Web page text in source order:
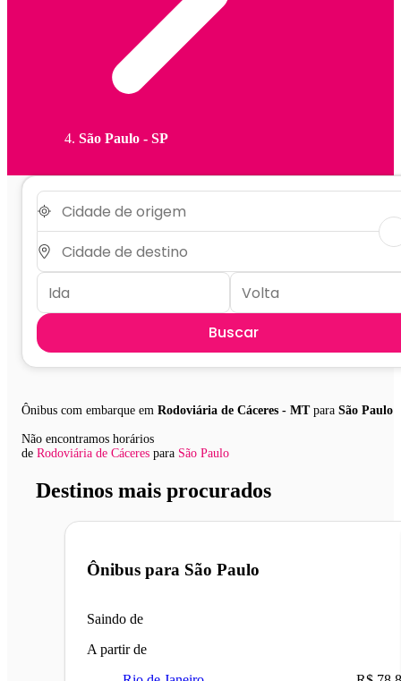
São Paulo - SP
Buscar
Ônibus com embarque em Rodoviária de Cáceres - MTpara São Paulo
Não encontramos horários
de Rodoviária de Cáceres para São Paulo
Destinos mais procurados
Ônibus para São Paulo
Saindo de
A partir de